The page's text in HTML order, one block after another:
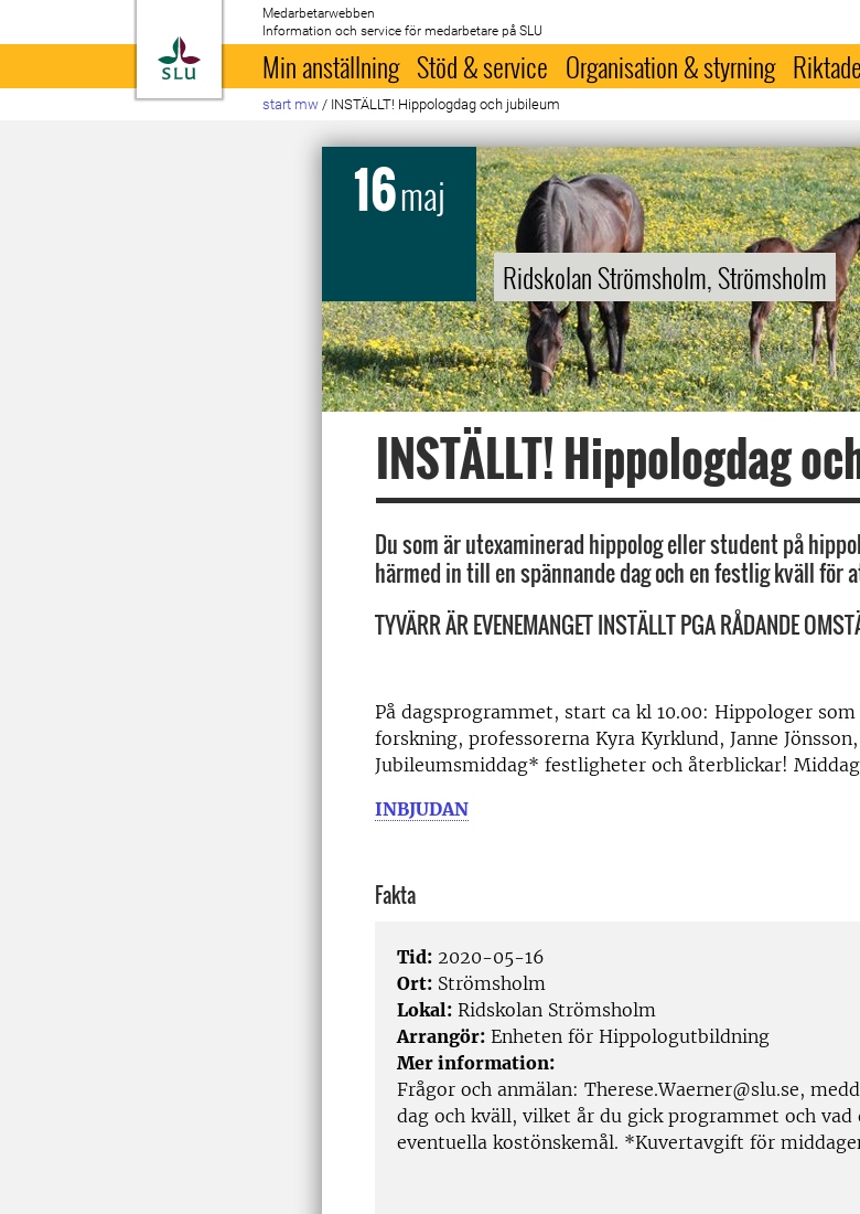
Till startsida
Medarbetarwebben
Information och service för medarbetare på SLU
Min anställning Stöd & service Organisation & styrning
start mw / INSTÄLLT! Hippologdag och jubileum
16maj
Ridskolan Strömsholm, Strömsholm
INSTÄLLT! Hippologdag
Du som är utexaminerad hippolog eller student på
härmed in till en spännande dag och en festlig kväll för
TYVÄRR ÄR EVENEMANGET INSTÄLLT PGA RÅDANDE
På dagsprogrammet, start ca kl 10.00: Hippologer
forskning, professorerna Kyra Kyrklund, Janne
Jubileumsmiddag* festligheter och återblickar!
INBJUDAN
Fakta
Tid: 2020-05-16
Ort: Strömsholm
Lokal: Ridskolan Strömsholm
Arrangör: Enheten för Hippologutbildning
Mer information:
Frågor och anmälan: Therese.Waerner@slu.se,
dag och kväll, vilket år du gick programmet och vad
eventuella kostönskemål. *Kuvertavgift för